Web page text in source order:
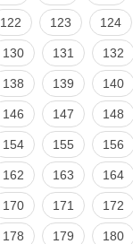
122 123 124
130 131 132
138 139 140
146 147 148
154 155 156
162 163 164
170 171 172
178 179 180